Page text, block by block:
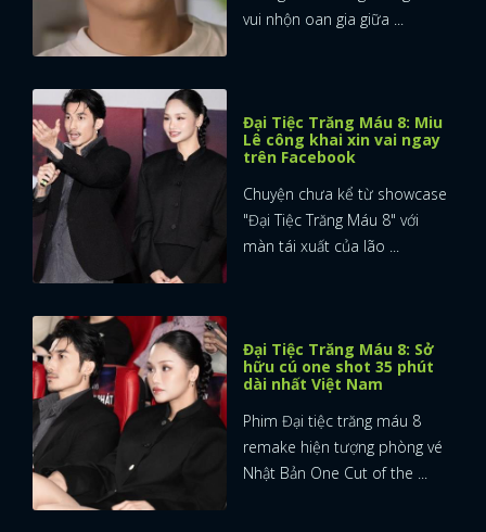
FACEBOOK
vui nhộn oan gia giữa ...
Đại Tiệc Trăng Máu 8: Miu
Lê công khai xin vai ngay
trên Facebook
Chuyện chưa kể từ showcase
"Đại Tiệc Trăng Máu 8" với
màn tái xuất của lão ...
Đại Tiệc Trăng Máu 8: Sở
hữu cú one shot 35 phút
dài nhất Việt Nam
Phim Đại tiệc trăng máu 8
remake hiện tượng phòng vé
Nhật Bản One Cut of the ...